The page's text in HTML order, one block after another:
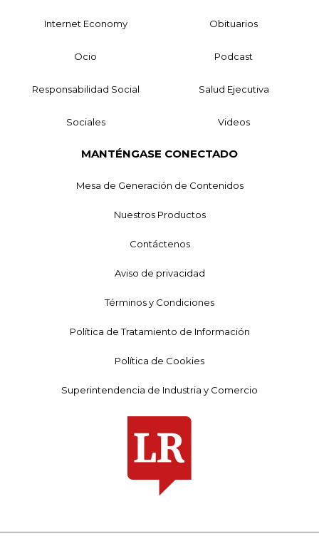
Internet Economy Obituarios
Ocio Podcast
Responsabilidad Social Salud Ejecutiva
Sociales Videos
MANTÉNGASE CONECTADO
Mesa de Generación de Contenidos
Nuestros Productos
Contáctenos
Aviso de privacidad
Términos y Condiciones
Política de Tratamiento de Información
Política de Cookies
Superintendencia de Industria y Comercio